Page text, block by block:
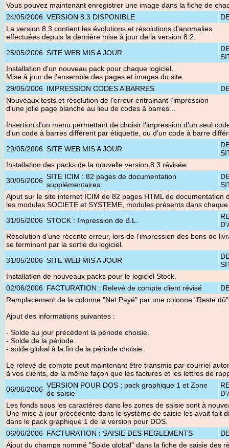
Vous pouvez maintenant enregistrer une image dans la fiche de
24/05/2006 VERSION 8.3 DISPONIBLE
La version 8.3 contient les évolutions et résolutions d'anomalies
effectuées depuis la dernière mise à jour de la version 8.2.
25/05/2006 SITE WEB MIS A JOUR
Installation d'un nouveau pack pour chaque logiciel.
Mise à jour de l'ensemble des pages et images du site.
29/05/2006 IMPRESSION CODES A BARRES
Nouveaux tests et résolution de l'erreur entrainant l'impression
d'une jolie page blanche au lieu de codes à barres...
Insertion d'un menu permettant de choisir l'impression d'un seul
d'un code à barres différent par étiquette, ou d'un code à barre
29/05/2006 SITE WEB MIS A JOUR
Installation des packs de la nouvelle version 8.3 révisée.
30/05/2006 SITE ICIM : 82 pages de documentation
supplémentaires
Ajout sur le site internet ICIM de 82 pages HTML de documentation
les modules SOCIETE et SYSTEME, modules présents dans
31/05/2006 STOCK : Impression de B.L.
Résolution d'une récente erreur, lors de l'impression des bons de
se terminant par la sortie du logiciel.
31/05/2006 SITE WEB MIS A JOUR
Installation de nouveaux packs pour le logiciel Stock.
02/06/2006 FACTURATION : Relevé de compte client révisé
Remplacement de la colonne "Net Payé" par une colonne "Reste
Ajout des informations suivantes :
- Solde au jour précédent la période choisie.
- Solde de la période.
- solde global à la fin de la période choisie.
Le relevé de compte peut maintenant être transmis par courriel
à vos clients, de la même façon que les factures et les lettres de
06/06/2006 VERSION POUR DOS : pack graphique 1 et Zone
de saisie
Les fonds sous les caractères dans les zones de saisie sont à
Une mise à jour précédente dans le système de saisie les avait fait
dans le pack graphique 1 de la version pour DOS.
06/06/2006 FACTURATION : SAISIE DES REGLEMENTS
Ajout du champs nommé "Solde global" dans la fiche de saisie des